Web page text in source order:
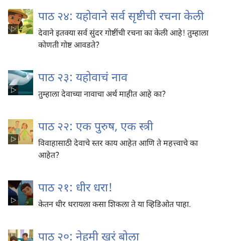
पाठ २४: यहोवाने सर्व सृष्टीची रचना केली
देवाने इतक्या सर्व सुंदर गोष्टींची रचना का केली आहे! तुम्हाला
कोणती गोष्ट आवडते?
पाठ २३: यहोवाचं नाव
तुम्हाला देवाच्या नावाचा अर्थ माहीत आहे का?
पाठ २२: एक पुरुष, एक स्त्री
विवाहासाठी देवाचे स्तर काय आहेत आणि ते महत्त्वाचे का
आहेत?
पाठ २१: धीर धरा!
केतन धीर धरायला कसा शिकला ते या व्हिडिओत पाहा.
पाठ २०: नेहमी खरं बोला